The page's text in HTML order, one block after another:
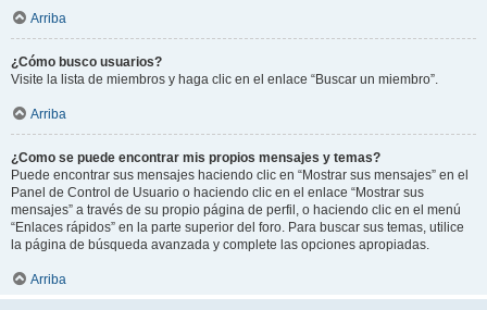
Arriba
¿Cómo busco usuarios?
Visite la lista de miembros y haga clic en el enlace “Buscar un miembro”.
Arriba
¿Como se puede encontrar mis propios mensajes y temas?
Puede encontrar sus mensajes haciendo clic en “Mostrar sus mensajes” en el
Panel de Control de Usuario o haciendo clic en el enlace “Mostrar sus
mensajes” a través de su propio página de perfil, o haciendo clic en el menú
“Enlaces rápidos” en la parte superior del foro. Para buscar sus temas, utilice
la página de búsqueda avanzada y complete las opciones apropiadas.
Arriba